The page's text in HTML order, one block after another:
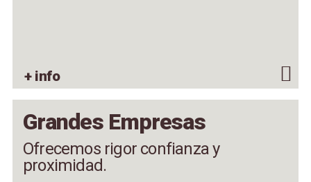
+ info
Grandes Empresas
Ofrecemos rigor confianza y
proximidad.